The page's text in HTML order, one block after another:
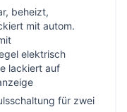
beheizt,
mit autom.
elektrisch
lackiert auf
für zwei